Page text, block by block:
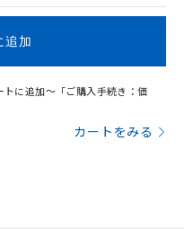
追加
に追加～「ご購入手続き：価
カートをみる